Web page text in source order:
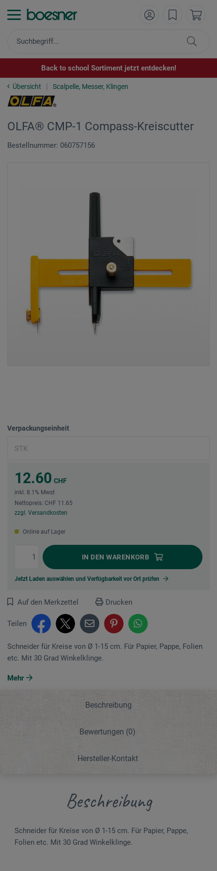
Back to school Sortiment jetzt entdecken!
Übersicht Scalpelle, Messer, Klingen
OLFA® CMP-1 Compass-Kreiscutter
Bestellnummer: 060757156
Verpackungseinheit
12.60 CHF
inkl. 8.1% Mwst
Nettopreis: CHF 11.65
zzgl. Versandkosten
Online auf Lager
IN DEN WARENKORB
Jetzt Laden auswählen und Verfügbarkeit vor Ort prüfen
Auf den Merkzettel Drucken
Teilen
Schneider für Kreise von Ø 1-15 cm. Für Papier, Pappe, Folien
etc. Mit 30 Grad Winkelklinge.
Mehr
Beschreibung
Bewertungen (0)
Hersteller-Kontakt
Beschreibung
Schneider für Kreise von Ø 1-15 cm. Für Papier, Pappe,
Folien etc. Mit 30 Grad Winkelklinge.